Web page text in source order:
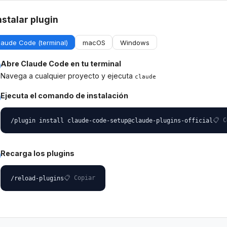
plugin
Code (terminal) macOS Windows
Abre Claude Code en tu terminal
Navega a cualquier proyecto y ejecuta claude
Ejecuta el comando de instalación
/plugin install claude-code-setup@claude-plugins-official 📋
Recarga los plugins
/reload-plugins📋 Copiar